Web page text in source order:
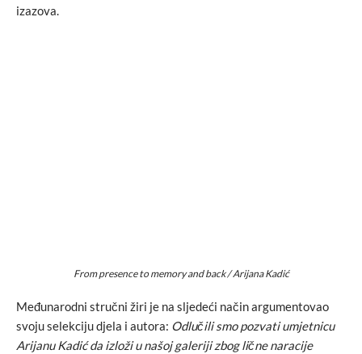
izazova.
From presence to memory and back / Arijana Kadić
Međunarodni stručni žiri je na sljedeći način argumentovao
svoju selekciju djela i autora: Odlučili smo pozvati umjetnicu
Arijanu Kadić da izloži u našoj galeriji zbog lične naracije